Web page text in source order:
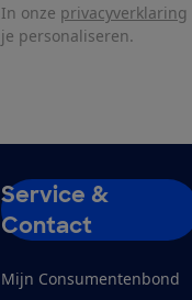
In onze privacyverklaring
je personaliseren.
Service &
Contact
Mijn Consumentenbond